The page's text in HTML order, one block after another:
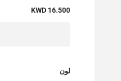
KWD 16.500
لون